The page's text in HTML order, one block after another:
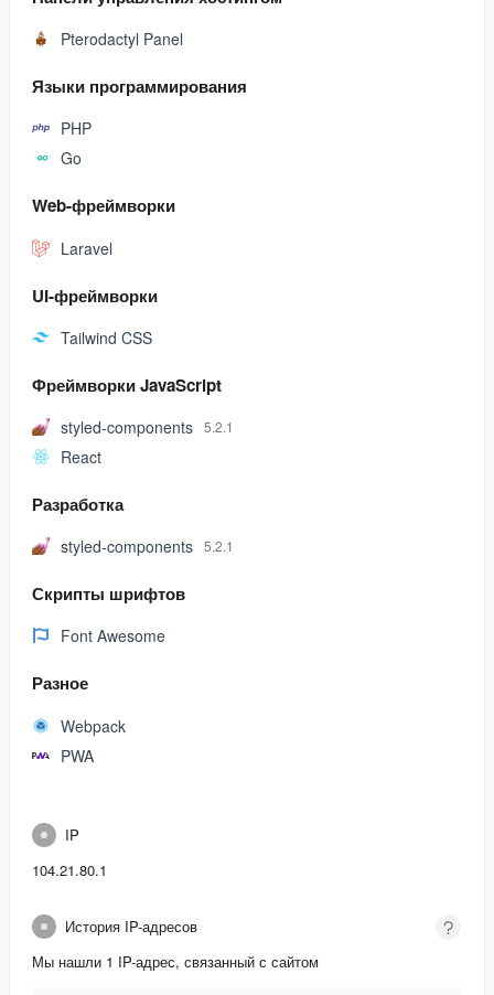
Pterodactyl Panel
Языки программирования
PHP
Go
Web-фреймворки
Laravel
UI-фреймворки
Tailwind CSS
Фреймворки JavaScript
styled-components 5.2.1
React
Разработка
styled-components 5.2.1
Скрипты шрифтов
Font Awesome
Разное
Webpack
PWA
IP
104.21.80.1
История IP-адресов
Мы нашли 1 IP-адрес, связанный с сайтом